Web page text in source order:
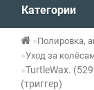
Категории
Полировка,
Уход за
TurtleWax.
(триггер)